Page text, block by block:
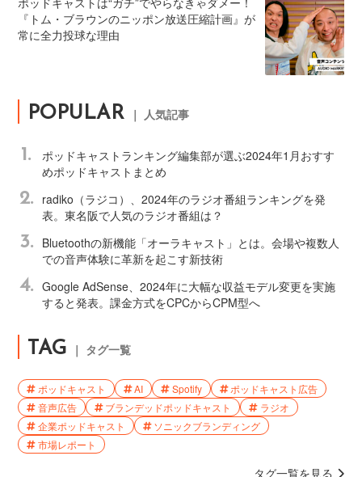
『トム・ブラウンのニッポン放送圧縮計画』が
常に全力投球な理由
POPULAR ｜ 人気記事
1.
ポッドキャストランキング編集部が選ぶ2024年1月おすす
めポッドキャストまとめ
2.
radiko（ラジコ）、2024年のラジオ番組ランキングを発
表。東名阪で人気のラジオ番組は？
3.
Bluetoothの新機能「オーラキャスト」とは。会場や複数人
での音声体験に革新を起こす新技術
4. Google AdSense、2024年に大幅な収益モデル変更を実施
すると発表。課金方式をCPCからCPM型へ
TAG ｜ タグ一覧
ポッドキャスト AI Spotify
ポッドキャスト広告
音声広告
ブランデッドポッドキャスト
ラジオ
企業ポッドキャスト
ソニックブランディング
市場レポート
タグ一覧を見る